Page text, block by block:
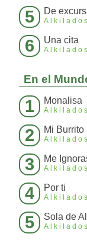
5 De
Alkilados
6 Una cita
Alkilados
En el
1 Monalisa
Alkilados
2 Mi
Alkilados
3 Me
Alkilados
4 Por ti
Alkilados
5 Sola de
Alkilados